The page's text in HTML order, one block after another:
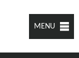
MENU